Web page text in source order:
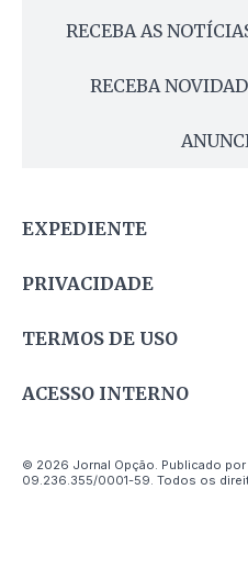
RECEBA AS
RECEBA
EXPEDIENTE
PRIVACIDADE
TERMOS DE USO
ACESSO INTERNO
© 2026 Jornal Opção. Publicado por
09.236.355/0001-59. Todos os